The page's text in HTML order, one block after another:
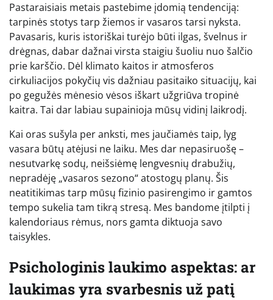
Pastaraisiais metais pastebime įdomią tendenciją:
tarpinės stotys tarp žiemos ir vasaros tarsi nyksta.
Pavasaris, kuris istoriškai turėjo būti ilgas, švelnus ir
drėgnas, dabar dažnai virsta staigiu šuoliu nuo šalčio
prie karščio. Dėl klimato kaitos ir atmosferos
cirkuliacijos pokyčių vis dažniau pasitaiko situacijų, kai
po gegužės mėnesio vėsos iškart užgriūva tropinė
kaitra. Tai dar labiau supainioja mūsų vidinį laikrodį.
Kai oras sušyla per anksti, mes jaučiamės taip, lyg
vasara būtų atėjusi ne laiku. Mes dar nepasiruošę –
nesutvarkę sodų, neišsiėmę lengvesnių drabužių,
nepradėję „vasaros sezono“ atostogų planų. Šis
neatitikimas tarp mūsų fizinio pasirengimo ir gamtos
tempo sukelia tam tikrą stresą. Mes bandome įtilpti į
kalendoriaus rėmus, nors gamta diktuoja savo
taisykles.
Psichologinis laukimo aspektas: ar
laukimas yra svarbesnis už patį